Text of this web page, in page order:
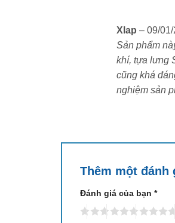
Xlap – 09/
Sản phẩm
khí, tựa lưng
cũng khá
nghiệm sản
Thêm một đánh
Đánh giá của bạn *